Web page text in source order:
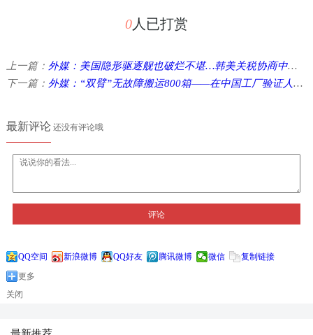
0人已打赏
上一篇： 外媒：美国隐形驱逐舰也破烂不堪…韩美关税协商中达成协议的“MASGA”项目 ...
下一篇： 外媒：“双臂”无故障搬运800箱——在中国工厂验证人形机器人“A2-W”实力 ...
最新评论还没有评论哦
评论
QQ空间 新浪微博 QQ好友 腾讯微博 微信
复制链接
更多
关闭